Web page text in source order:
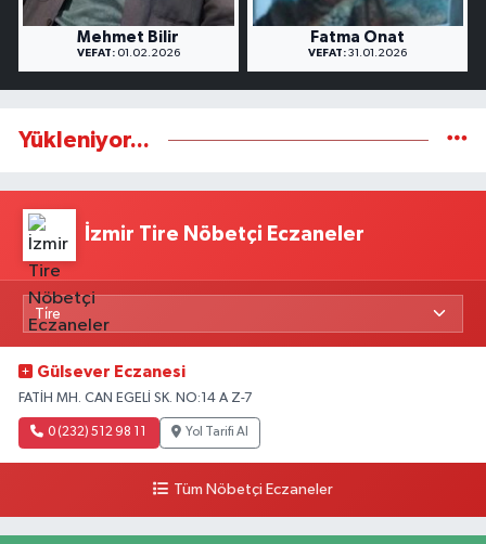
Mehmet Bilir
VEFAT:01.02.2026
Fatma Onat
VEFAT: 31.01.2026
Yükleniyor...
İzmir Tire Nöbetçi Eczaneler
Gülsever Eczanesi
FATİH MH. CAN EGELİ SK. NO:14 A Z-7
0 (232) 512 98 11 Yol Tarifi Al
Tüm Nöbetçi Eczaneler